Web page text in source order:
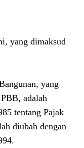
yang dimaksud
yang
adalah
tentang Pajak
diubah dengan